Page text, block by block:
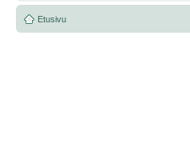
Etusivu